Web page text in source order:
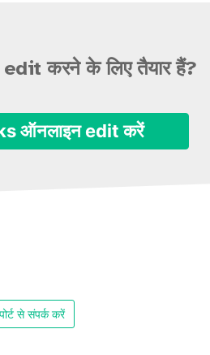
करने के लिए तैयार हैं?
ऑनलाइन edit करें
से संपर्क करें